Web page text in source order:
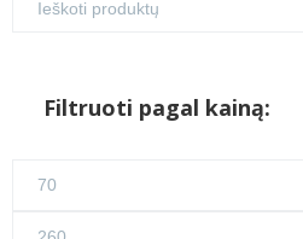
Filtruoti pagal kainą:
Maks